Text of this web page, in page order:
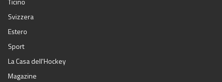
Svizzera
Estero
Sport
La Casa dell'Hockey
Magazine